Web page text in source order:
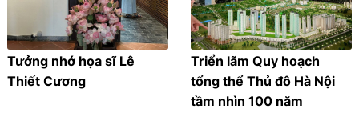
Tưởng nhớ họa sĩ Lê
Thiết Cương
Triển lãm Quy hoạch
tổng thể Thủ đô Hà Nội
tầm nhìn 100 năm